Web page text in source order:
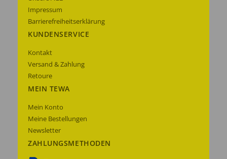
Impressum
Barrierefreiheitserklärung
KUNDENSERVICE
Kontakt
Versand & Zahlung
Retoure
MEIN TEWA
Mein Konto
Meine Bestellungen
Newsletter
ZAHLUNGSMETHODEN